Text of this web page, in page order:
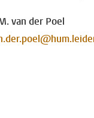
van der Poel